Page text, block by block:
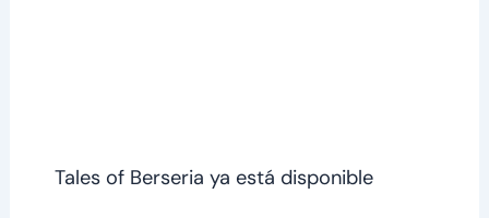
Tales of Berseria ya está disponible